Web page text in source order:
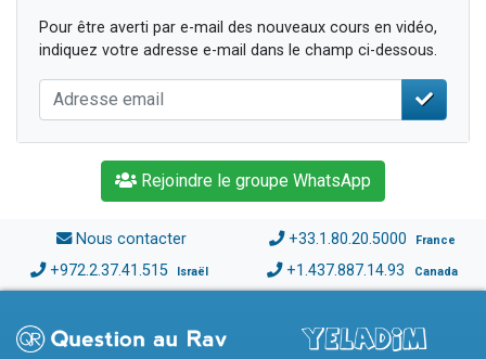
Pour être averti par e-mail des nouveaux cours en vidéo,
indiquez votre adresse e-mail dans le champ ci-dessous.
Rejoindre le groupe WhatsApp
Nous contacter +33.1.80.20.5000 France
+972.2.37.41.515 Israël +1.437.887.14.93 Canada